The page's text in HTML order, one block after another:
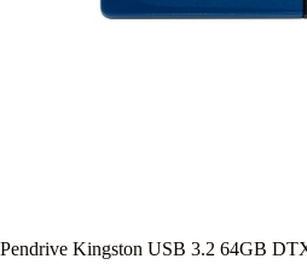
Pendrive Kingston USB 3.2 64GB